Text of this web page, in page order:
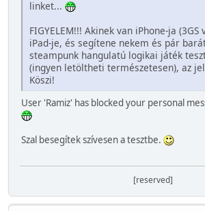
linket...
FIGYELEM!!! Akinek van iPhone-ja
iPad-je, és segítene nekem és pár
steampunk hangulatú logikai játék
(ingyen letöltheti természetesen), az
Köszi!
User 'Ramiz' has blocked your personal
Szal besegítek szívesen a tesztbe.
[reserved]